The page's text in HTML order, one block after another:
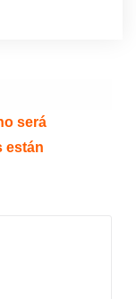
será
están